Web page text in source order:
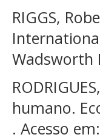
RIGGS,
Wadsworth
humano.
. Acesso